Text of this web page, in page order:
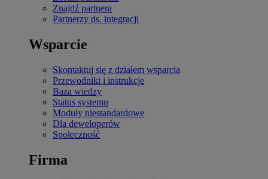
Znajdź partnera
Partnerzy ds. integracji
Wsparcie
Skontaktuj się z działem wsparcia
Przewodniki i instrukcje
Baza wiedzy
Status systemu
Moduły niestandardowe
Dla deweloperów
Społeczność
Firma